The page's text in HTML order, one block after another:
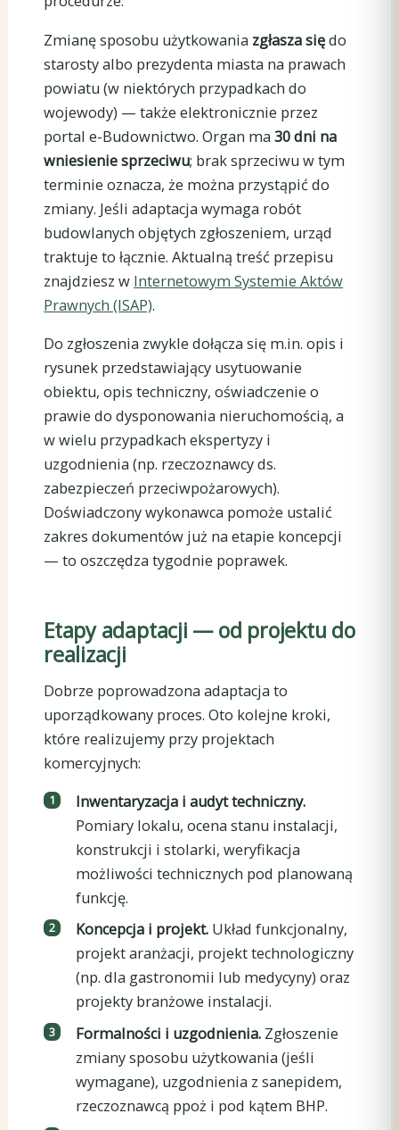
Zmianę sposobu użytkowania zgłasza siędo
starosty albo prezydenta miasta na prawach
powiatu (w niektórych przypadkach do
wojewody) — także elektronicznie przez
portal e-Budownictwo. Organ ma30 dni na
wniesienie sprzeciwu; brak sprzeciwu w tym
terminie oznacza, że można przystąpić do
zmiany. Jeśli adaptacja wymaga robót
budowlanych objętych zgłoszeniem, urząd
traktuje to łącznie. Aktualną treść przepisu
znajdziesz w Internetowym Systemie Aktów
Prawnych (ISAP).
Do zgłoszenia zwykle dołącza się m.in. opis i
rysunek przedstawiający usytuowanie
obiektu, opis techniczny, oświadczenie o
prawie do dysponowania nieruchomością, a
w wielu przypadkach ekspertyzy i
uzgodnienia (np. rzeczoznawcy ds.
zabezpieczeń przeciwpożarowych).
Doświadczony wykonawca pomoże ustalić
zakres dokumentów już na etapie koncepcji
— to oszczędza tygodnie poprawek.
Etapy adaptacji — od projektu do
realizacji
Dobrze poprowadzona adaptacja to
uporządkowany proces. Oto kolejne kroki,
które realizujemy przy projektach
komercyjnych:
Inwentaryzacja i audyt techniczny.
Pomiary lokalu, ocena stanu instalacji,
konstrukcji i stolarki, weryfikacja
możliwości technicznych pod planowaną
funkcję.
Koncepcja i projekt.Układ funkcjonalny,
projekt aranżacji, projekt technologiczny
(np. dla gastronomii lub medycyny) oraz
projekty branżowe instalacji.
Formalności i uzgodnienia.Zgłoszenie
zmiany sposobu użytkowania (jeśli
wymagane), uzgodnienia z sanepidem,
rzeczoznawcą ppoż i pod kątem BHP.